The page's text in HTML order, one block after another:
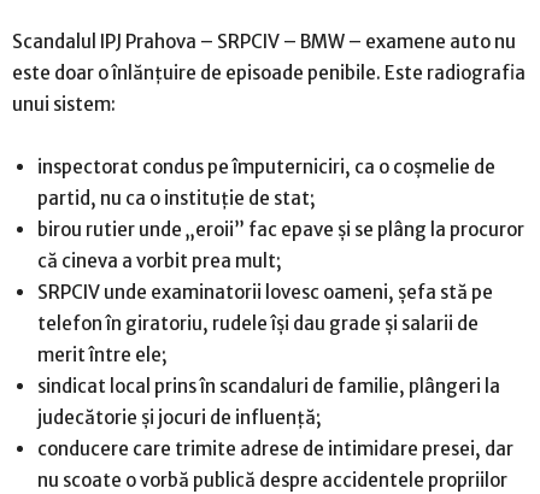
Scandalul IPJ Prahova – SRPCIV – BMW – examene auto nu
este doar o înlănțuire de episoade penibile. Este radiografia
unui sistem:
inspectorat condus pe împuterniciri, ca o coșmelie de
partid, nu ca o instituție de stat;
birou rutier unde „eroii” fac epave și se plâng la procuror
că cineva a vorbit prea mult;
SRPCIV unde examinatorii lovesc oameni, șefa stă pe
telefon în giratoriu, rudele își dau grade și salarii de
merit între ele;
sindicat local prins în scandaluri de familie, plângeri la
judecătorie și jocuri de influență;
conducere care trimite adrese de intimidare presei, dar
nu scoate o vorbă publică despre accidentele propriilor